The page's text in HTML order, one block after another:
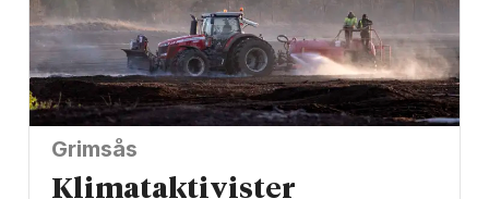
Grimsås
Klimat­aktivister